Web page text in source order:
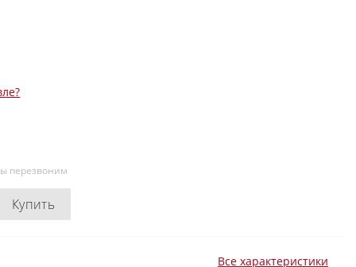
перезвоним
Купить
Все характеристики